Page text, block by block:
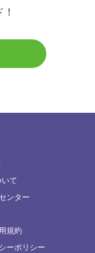
て
ンター
規約
ーポリシー